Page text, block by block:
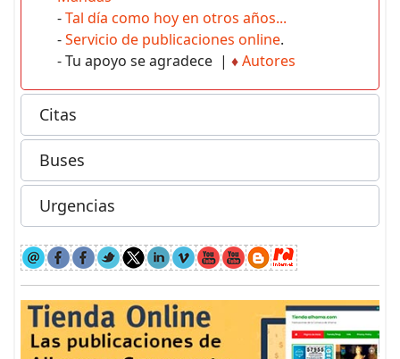
-Tal día como hoy en otros años...
-Servicio de publicaciones online.
- Tu apoyo se agradece | ♦Autores
Citas
Buses
Urgencias